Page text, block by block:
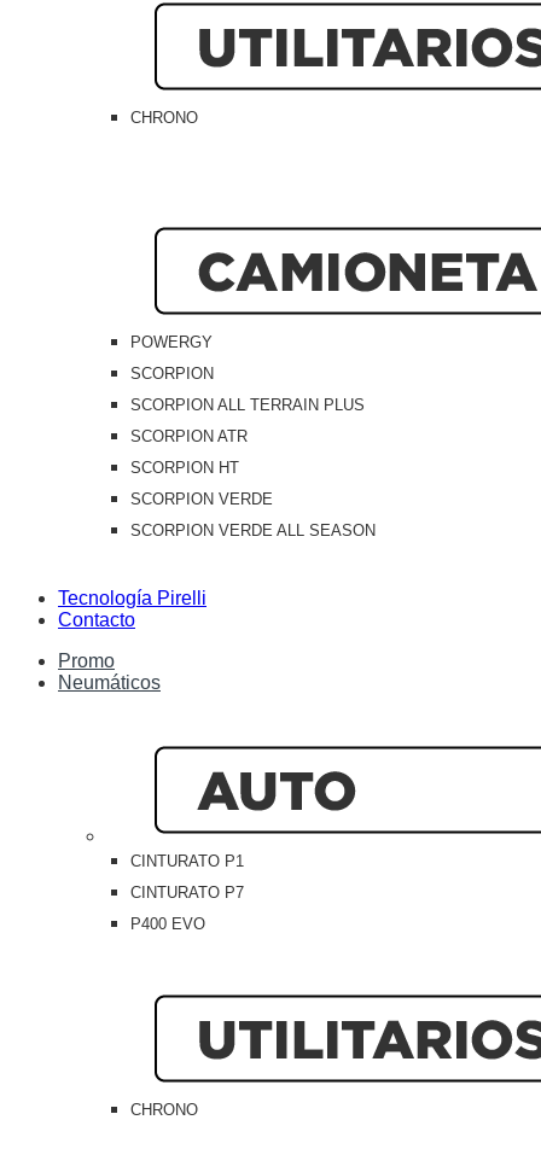
CHRONO
POWERGY
SCORPION
SCORPION ALL TERRAIN PLUS
SCORPION ATR
SCORPION HT
SCORPION VERDE
SCORPION VERDE ALL SEASON
Tecnología Pirelli
Contacto
Promo
Neumáticos
CINTURATO P1
CINTURATO P7
P400 EVO
CHRONO